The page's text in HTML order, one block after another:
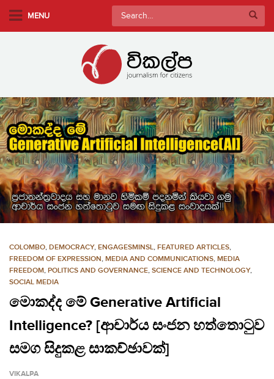
m
a
i
n
c
o
n
t
e
MENU
Search
for:
COLOMBO, DEMOCRACY, ENGAGESMINSL, FEATURED ARTICLES,
FREEDOM OF EXPRESSION, MEDIA AND COMMUNICATIONS, MEDIA
FREEDOM, POLITICS AND GOVERNANCE, SCIENCE AND TECHNOLOGY,
SOCIAL MEDIA
මොකද්ද මේ Generative Artificial
Intelligence? [ආචාර්ය සංජන හත්තොටුව
සමග සිදුකළ සාකච්ඡාවක්]
VIKALPA